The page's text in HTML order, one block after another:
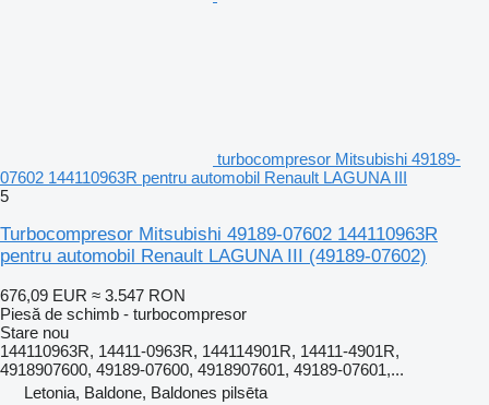
turbocompresor Mitsubishi 49189-
07602 144110963R pentru automobil Renault LAGUNA III
5
Turbocompresor Mitsubishi 49189-07602 144110963R
pentru automobil Renault LAGUNA III (49189-07602)
676,09 EUR ≈ 3.547 RON
Piesă de schimb - turbocompresor
Stare nou
144110963R, 14411-0963R, 144114901R, 14411-4901R,
4918907600, 49189-07600, 4918907601, 49189-07601,...
Letonia, Baldone, Baldones pilsēta